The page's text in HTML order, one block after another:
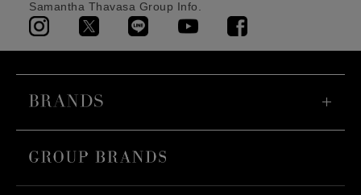
Samantha Thavasa Group Info.